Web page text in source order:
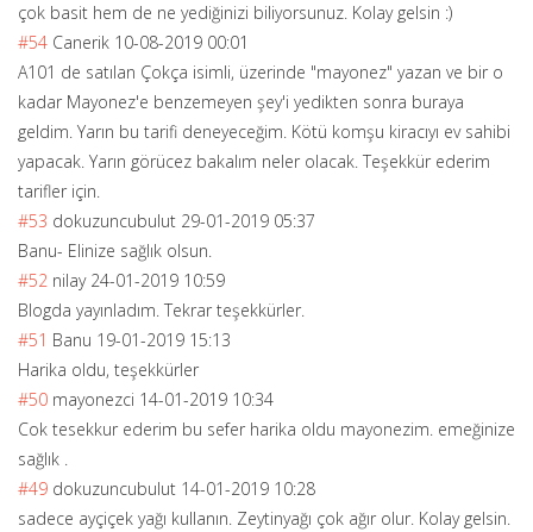
çok basit hem de ne yediğinizi biliyorsunuz. Kolay gelsin :)
#54 Canerik 10-08-2019 00:01
A101 de satılan Çokça isimli, üzerinde "mayonez" yazan ve bir o
kadar Mayonez'e benzemeyen şey'i yedikten sonra buraya
geldim. Yarın bu tarifi deneyeceğim. Kötü komşu kiracıyı ev sahibi
yapacak. Yarın görücez bakalım neler olacak. Teşekkür ederim
tarifler için.
#53 dokuzuncubulut 29-01-2019 05:37
Banu- Elinize sağlık olsun.
#52 nilay 24-01-2019 10:59
Blogda yayınladım. Tekrar teşekkürler.
#51 Banu 19-01-2019 15:13
Harika oldu, teşekkürler
#50 mayonezci 14-01-2019 10:34
Cok tesekkur ederim bu sefer harika oldu mayonezim. emeğinize
sağlık .
#49 dokuzuncubulut 14-01-2019 10:28
sadece ayçiçek yağı kullanın. Zeytinyağı çok ağır olur. Kolay gelsin.